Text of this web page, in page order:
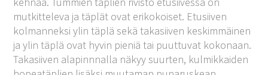
mutkitteleva ja täplät ovat erikokoiset. Etusiiven
kolmanneksi ylin täplä sekä takasiiven keskimmäinen
ja ylin täplä ovat hyvin pieniä tai puuttuvat kokonaan.
Takasiiven alapinnnalla näkyy suurten, kulmikkaiden